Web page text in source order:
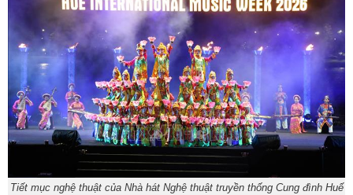
Tiết mục nghệ thuật của Nhà hát Nghệ thuật truyền thống Cung đình Huế